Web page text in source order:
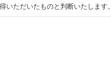
いただいたものと判断いたします。